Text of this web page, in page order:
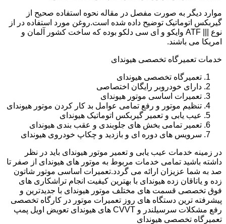
موارد دیگر به صورت مفصل در مقاله نحوه استفاده صحیح از
گیربکس اتوماتیک توضیح داده شده است.روغن مورد استفاده در از
نوع ||| ATF وایکو و ای سی دلکو بوده که ساخت کشور آلمان و
امریکا می باشند.
خدمات تعمیرگاه تخصصی هیوندای
تعمیرگاه تخصصی هیوندای
دارای خودروبر رایگان اختصاصی
تعمیرات اساسی موتور هیوندای
تنظیم موتور و رفع تمامی عوامل بد کار کردن موتور هیوندای
عیب یابی و تعمیر گیربکس اتوماتیک هیوندای
تعمیر تمامی بخش های جلوبندی و عقب بندی هیوندای
سرویس های دوره ای و بازدید و چکاپ خودروی هیوندای
در زمینه خدمات عیب یابی و تعمیر موتور هیوندای باید در نظر
داشته باشید تمامی خدمات مربوط به موتور های هیوندای از صفر تا
صد به شما عزیزان ارائه می گردد.تعمیرات اساسی موتور شاتون
زده و یاتاقان زده هیوندای با بهترین کیفیت انجام تراشکاری های
فوق تخصصی قسمت های مختلف موتور هیوندای با جدیدترین و
پیشرفته ترین دستگاه های روز تعمیرات موتور در کارگاه تخصصی
رفع مشکلات سرسیلندر و CVVT های هیوندای تعویض اویل پمپ
تعمیرگاه تخصصی هیوندای